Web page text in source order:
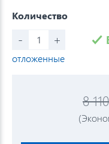
Количество
- +
отложенные
8